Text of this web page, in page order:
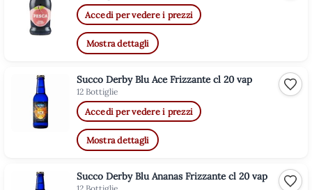
Accedi per vedere i prezzi
Mostra dettagli
Succo Derby Blu Ace Frizzante cl 20 vap
12 Bottiglie
Accedi per vedere i prezzi
Mostra dettagli
Succo Derby Blu Ananas Frizzante cl 20 vap